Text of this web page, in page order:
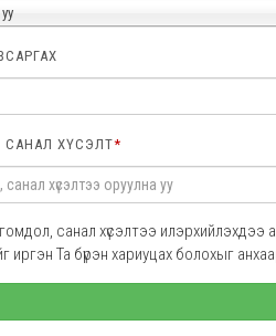
ХҮСЭЛТ*
санал хүсэлтээ илэрхийлэхдээ
иргэн Та бүрэн хариуцах болохыг